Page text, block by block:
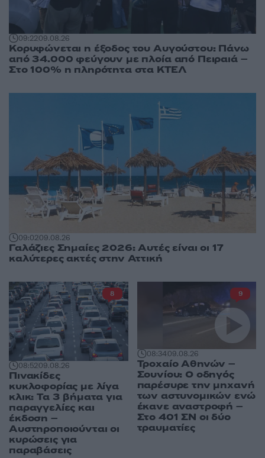
09:2209.08.26
Κορυφώνεται η έξοδος του Αυγούστου: Πάνω
από 34.000 φεύγουν με πλοία από Πειραιά –
Στο 100% η πληρότητα στα ΚΤΕΛ
09:0209.08.26
Γαλάζιες Σημαίες 2026: Αυτές είναι οι 17
καλύτερες ακτές στην Αττική
08:5209.08.26
Πινακίδες
κυκλοφορίας με λίγα
κλικ: Τα 3 βήματα για
παραγγελίες και
έκδοση –
Αυστηροποιούνται οι
κυρώσεις για
παραβάσεις
8
08:3409.08.26
Τροχαίο Αθηνών –
Σουνίου: Ο οδηγός
παρέσυρε την μηχανή
των αστυνομικών ενώ
έκανε αναστροφή –
Στο 401 ΣΝ οι δύο
τραυματίες
9